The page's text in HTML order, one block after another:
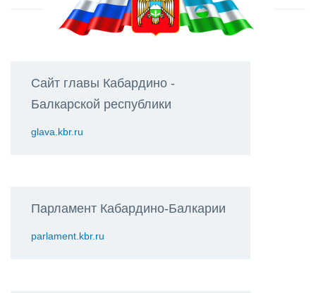
Сайт главы Кабардино -
Балкарской республики
glava.kbr.ru
Парламент Кабардино-Балкарии
parlament.kbr.ru